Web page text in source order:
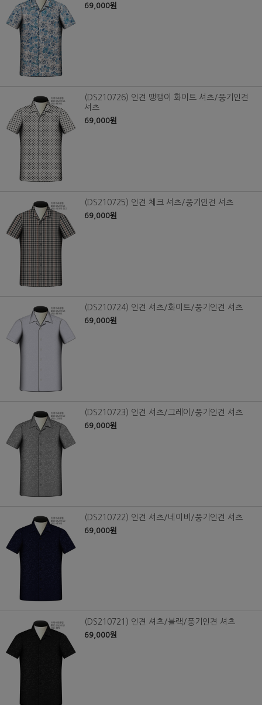
69,000원
(DS210726) 인견 땡땡이 화이트 셔츠/풍기인견
셔츠
69,000원
(DS210725) 인견 체크 셔츠/풍기인견 셔츠
69,000원
(DS210724) 인견 셔츠/화이트/풍기인견 셔츠
69,000원
(DS210723) 인견 셔츠/그레이/풍기인견 셔츠
69,000원
(DS210722) 인견 셔츠/네이비/풍기인견 셔츠
69,000원
(DS210721) 인견 셔츠/블랙/풍기인견 셔츠
69,000원